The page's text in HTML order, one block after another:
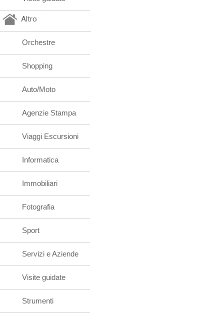
Altro
Orchestre
Shopping
Auto/Moto
Agenzie Stampa
Viaggi Escursioni
Informatica
Immobiliari
Fotografia
Sport
Servizi e Aziende
Visite guidate
Strumenti